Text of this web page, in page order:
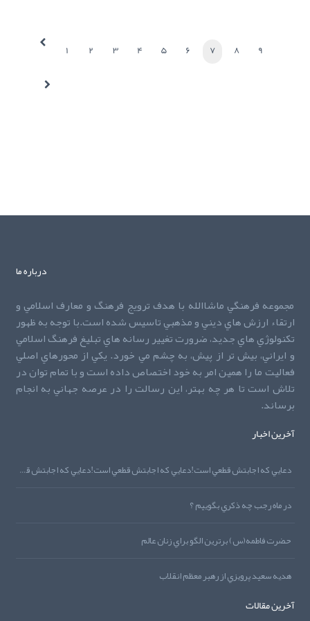
1 2 3 4 5 6 7 8 9
درباره ما
مجموعه فرهنگي ماشاالله با هدف ترويج فرهنگ و معارف اسلامي و
ارتقاء ارزش هاي ديني و مذهبي تاسيس شده است.با توجه به ظهور
تکنولوژي هاي جديد، ضرورت تغيير رسانه هاي تبليغ فرهنگ اسلامي
و ايراني، بيش تر از پيش، به چشم مي خورد. يکي از محورهاي اصلي
فعاليت ما را همين امر به خود اختصاص داده است و با تمام توان در
تلاش است تا هر چه بهتر، اين رسالت را در عرصه جهاني به انجام
برساند.
آخرین اخبار
دعايي که اجابتش قطعي است!دعايي که اجابتش قطعي است!دعايي که اجابتش قطعي است!
در ماه رجب چه ذکري بگوييم ؟
حضرت فاطمه(س) برترين الگو براي زنان عالم
هديه‌‌ سعيد پرويزي از رهبر معظم انقلاب
آخرین مقالات